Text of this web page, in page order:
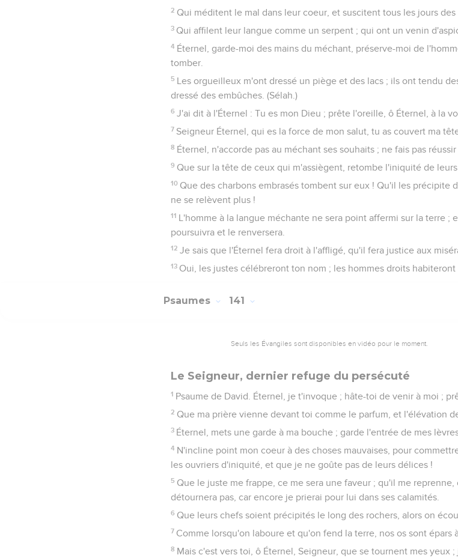
2 Qui méditent le mal dans leur coeur, et suscitent tous les jours des
3 Qui affilent leur langue comme un serpent ; qui ont un venin
4 Éternel, garde-moi des mains du méchant, préserve-moi de
tomber.
5 Les orgueilleux m'ont dressé un piège et des lacs ; ils ont tendu
dressé des embûches. (Sélah.)
6 J'ai dit à l'Éternel : Tu es mon Dieu ; prête l'oreille, ô Éternel, à la
7 Seigneur Éternel, qui es la force de mon salut, tu as couvert ma
8 Éternel, n'accorde pas au méchant ses souhaits ; ne fais pas
9 Que sur la tête de ceux qui m'assiègent, retombe l'iniquité de
10 Que des charbons embrasés tombent sur eux ! Qu'il les précipite
ne se relèvent plus !
11 L'homme à la langue méchante ne sera point affermi sur la terre ;
poursuivra et le renversera.
12 Je sais que l'Éternel fera droit à l'affligé, qu'il fera justice aux
13 Oui, les justes célébreront ton nom ; les hommes droits habiteront
Psaumes 141
Seuls les Évangiles sont disponibles en vidéo pour le moment.
Le Seigneur, dernier refuge du persécuté
1 Psaume de David. Éternel, je t'invoque ; hâte-toi de venir à moi ;
2 Que ma prière vienne devant toi comme le parfum, et l'élévation
3 Éternel, mets une garde à ma bouche ; garde l'entrée de mes
4 N'incline point mon coeur à des choses mauvaises, pour
les ouvriers d'iniquité, et que je ne goûte pas de leurs délices !
5 Que le juste me frappe, ce me sera une faveur ; qu'il me
détournera pas, car encore je prierai pour lui dans ses calamités.
6 Que leurs chefs soient précipités le long des rochers, alors on
7 Comme lorsqu'on laboure et qu'on fend la terre, nos os sont épars
8 Mais c'est vers toi, ô Éternel, Seigneur, que se tournent mes yeux